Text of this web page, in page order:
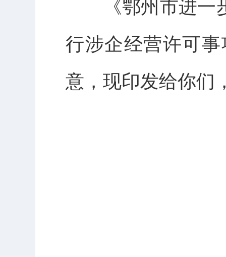
《鄂州市进一步
行涉企经营许可
意，现印发给你们